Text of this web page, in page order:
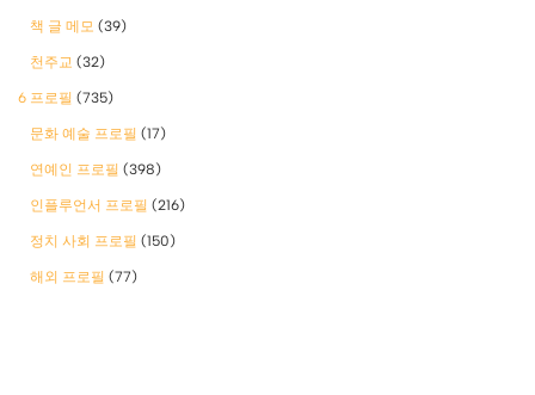
책 글 메모 (39)
천주교 (32)
6 프로필 (735)
문화 예술 프로필 (17)
연예인 프로필 (398)
인플루언서 프로필 (216)
정치 사회 프로필 (150)
해외 프로필 (77)